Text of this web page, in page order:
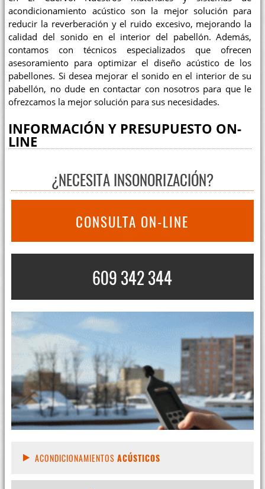
acondicionamiento acústico son la mejor solución para
reducir la reverberación y el ruido excesivo, mejorando la
calidad del sonido en el interior del pabellón. Además,
contamos con técnicos especializados que ofrecen
asesoramiento para optimizar el diseño acústico de los
pabellones. Si desea mejorar el sonido en el interior de su
pabellón, no dude en contactar con nosotros para que le
ofrezcamos la mejor solución para sus necesidades.
INFORMACIÓN Y PRESUPUESTO ON-
LINE
¿NECESITA INSONORIZACIÓN?
CONSULTA ON-LINE
609 342 344
ACONDICIONAMIENTOS ACÚSTICOS